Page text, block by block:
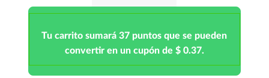
Tu carrito sumará 37 puntos que se pueden
convertir en un cupón de $ 0.37.